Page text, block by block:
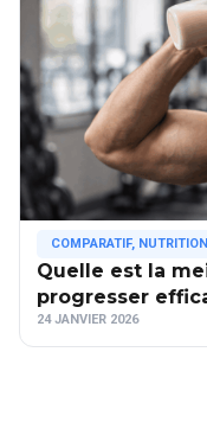
COMPARATIF,
Quelle est la
progresser
24 JANVIER 2026